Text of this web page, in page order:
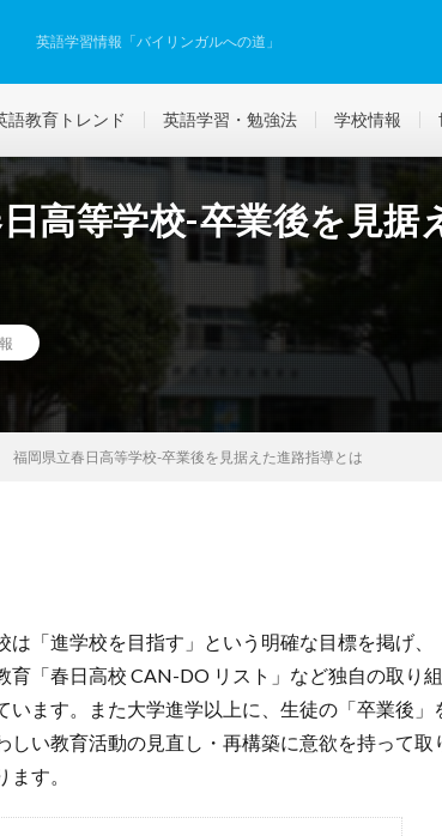
英語学習情報「バイリンガルへの道」
語教育トレンド 英語学習・勉強法 学校情報
高等学校-卒業後を見据
福岡県立春日高等学校-卒業後を見据えた進路指導とは
は「進学校を目指す」という明確な目標を掲げ
育「春日高校 CAN-DO リスト」など独自の取り
います。また大学進学以上に、生徒の「卒業後
しい教育活動の見直し・再構築に意欲を持って
す。